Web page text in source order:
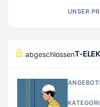
UNSER
abgeschlossen